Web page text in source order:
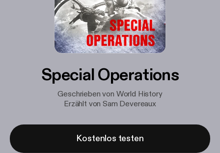
Special Operations
Geschrieben von World History
Erzählt von Sam Devereaux
Kostenlos testen